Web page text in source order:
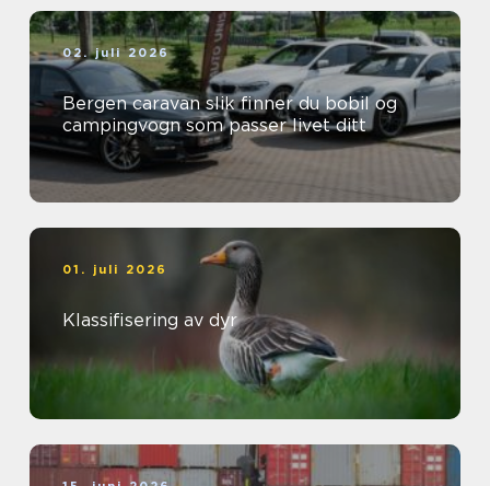
02. juli 2026
Bergen caravan slik finner du bobil og
campingvogn som passer livet ditt
01. juli 2026
Klassifisering av dyr